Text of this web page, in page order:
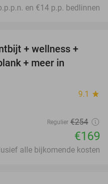
en €14 p.p. bedlinnen
33%
+ wellness +
+ meer in
9.1 star
Regulier €254
€169
alle bijkomende kosten